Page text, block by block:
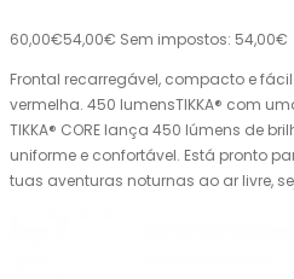
60,00€54,00€ Sem impostos: 54,00€
Frontal recarregável, compacto e
vermelha. 450 lumensTIKKA® com
TIKKA® CORE lança 450 lúmens de
uniforme e confortável. Está pronto
tuas aventuras noturnas ao ar livre,